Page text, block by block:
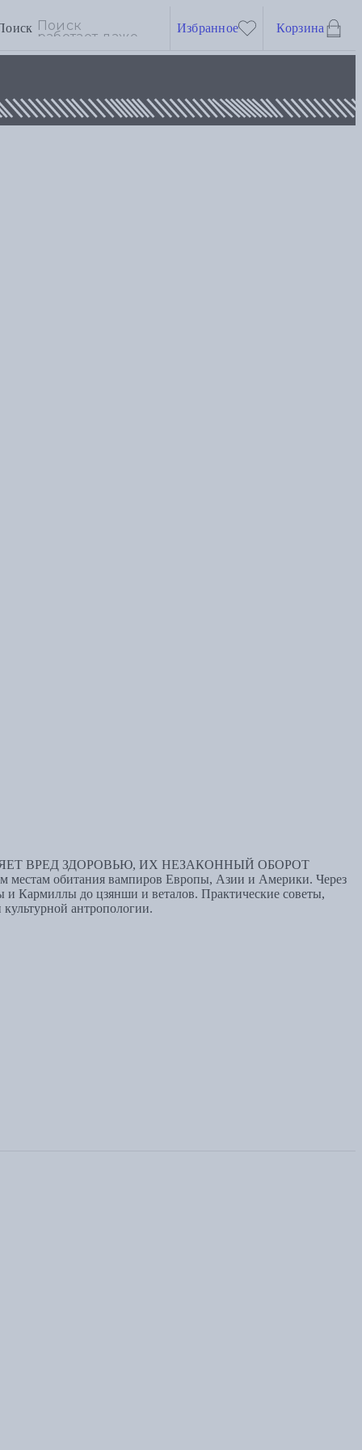
Избранное Корзина
ВРЕД ЗДОРОВЬЮ, ИХ НЕЗАКОННЫЙ ОБОРОТ
обитания вампиров Европы, Азии и Америки. Через
и Кармиллы до цзянши и веталов. Практические советы,
антропологии.